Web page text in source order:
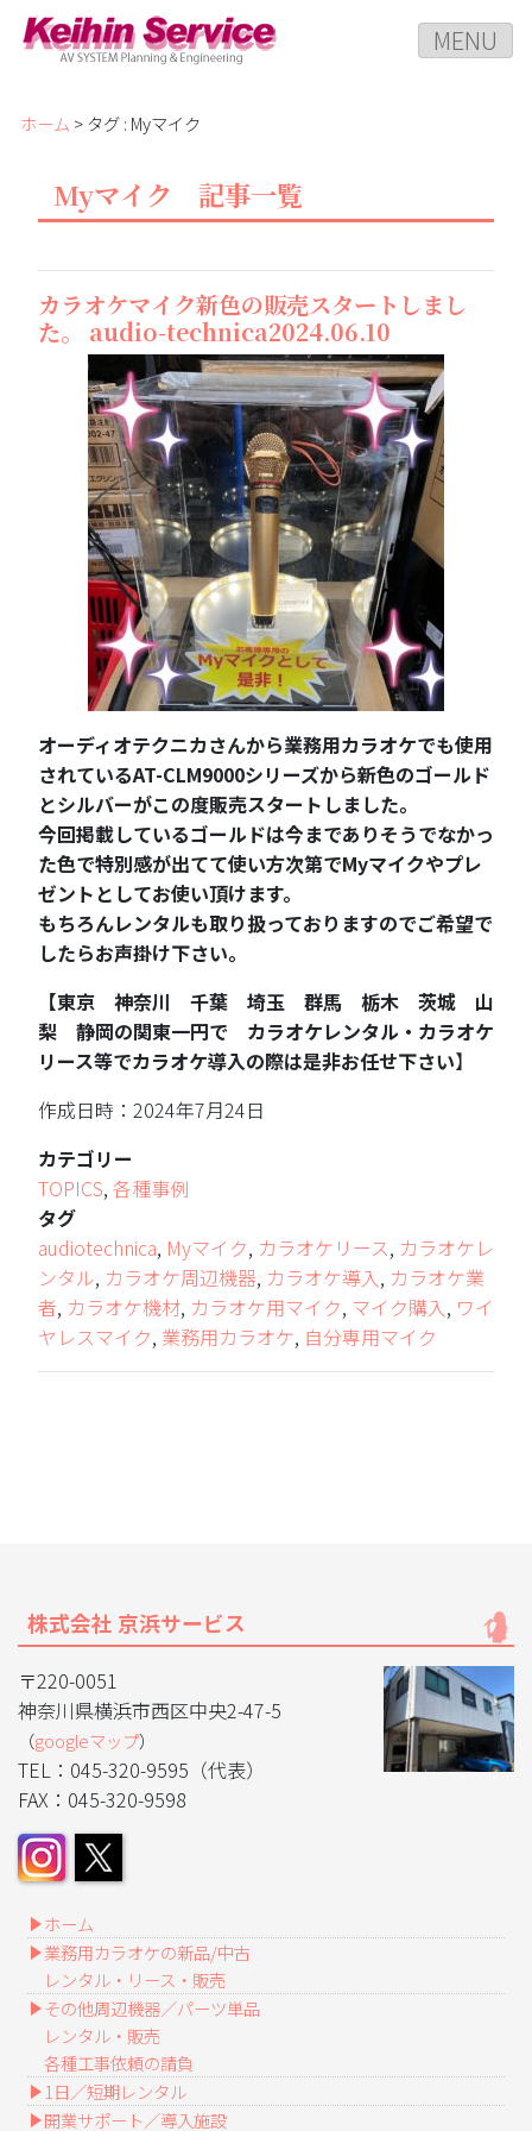
MENU
ホーム > タグ : Myマイク
Myマイク 記事一覧
カラオケマイク新色の販売スタートしまし
た。 audio-technica2024.06.10
オーディオテクニカさんから業務用カラオケでも使用
されているAT-CLM9000シリーズから新色のゴールド
とシルバーがこの度販売スタートしました。
今回掲載しているゴールドは今までありそうでなかっ
た色で特別感が出てて使い方次第でMyマイクやプレ
ゼントとしてお使い頂けます。
もちろんレンタルも取り扱っておりますのでご希望で
したらお声掛け下さい。
【東京 神奈川 千葉 埼玉 群馬 栃木 茨城 山
梨 静岡の関東一円で カラオケレンタル・カラオケ
リース等でカラオケ導入の際は是非お任せ下さい】
作成日時：2024年7月24日
カテゴリー
TOPICS, 各種事例
タグ
audiotechnica, Myマイク, カラオケリース, カラオケレ
ンタル, カラオケ周辺機器, カラオケ導入, カラオケ業
者, カラオケ機材, カラオケ用マイク, マイク購入, ワイ
ヤレスマイク, 業務用カラオケ, 自分専用マイク
株式会社 京浜サービス
〒220-0051
神奈川県横浜市西区中央2-47-5
（googleマップ）
TEL：045-320-9595（代表）
FAX：045-320-9598
ホーム
業務用カラオケの新品/中古
レンタル・リース・販売
その他周辺機器／パーツ単品
レンタル・販売
各種工事依頼の請負
1日／短期レンタル
開業サポート／導入施設